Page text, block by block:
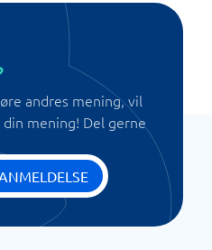
andres mening, vil
mening! Del gerne